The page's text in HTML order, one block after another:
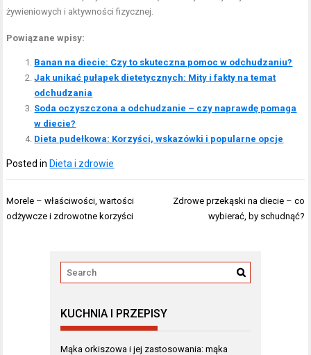
żywieniowych i aktywności fizycznej.
Powiązane wpisy:
Banan na diecie: Czy to skuteczna pomoc w odchudzaniu?
Jak unikać pułapek dietetycznych: Mity i fakty na temat
odchudzania
Soda oczyszczona a odchudzanie – czy naprawdę pomaga
w diecie?
Dieta pudełkowa: Korzyści, wskazówki i popularne opcje
Posted in Dieta i zdrowie
Nawigacja
wpisu
Morele – właściwości, wartości
odżywcze i zdrowotne korzyści
Zdrowe przekąski na diecie – co
wybierać, by schudnąć?
KUCHNIA I PRZEPISY
Mąka orkiszowa i jej zastosowania: mąka